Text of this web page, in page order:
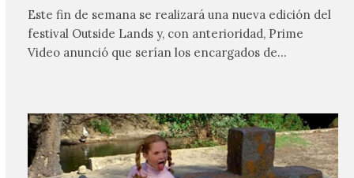
Este fin de semana se realizará una nueva edición del
festival Outside Lands y, con anterioridad, Prime
Video anunció que serían los encargados de